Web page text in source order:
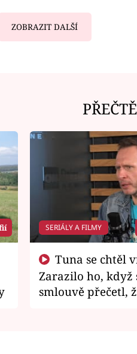
ZOBRAZIT DALŠÍ
SERIÁLY A FILMY
Zarazilo ho, když
smlouvě přečetl,